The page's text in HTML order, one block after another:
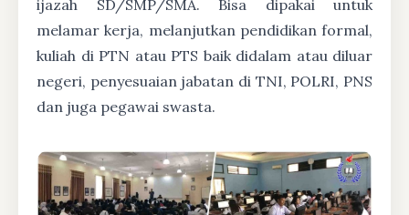
ijazah SD/SMP/SMA. Bisa dipakai untuk
melamar kerja, melanjutkan pendidikan formal,
kuliah di PTN atau PTS baik didalam atau diluar
negeri, penyesuaian jabatan di TNI, POLRI, PNS
dan juga pegawai swasta.